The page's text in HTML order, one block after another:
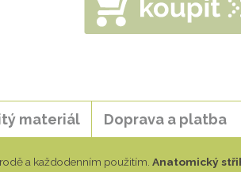
materiál Doprava a platba
a každodenním použitím. Anatomický